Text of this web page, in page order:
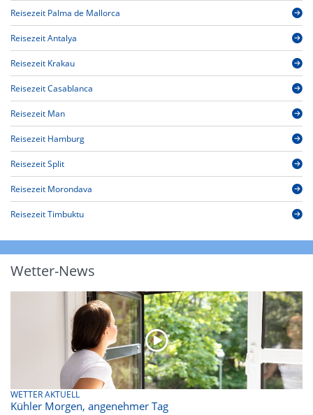
Reisezeit Palma de Mallorca
Reisezeit Antalya
Reisezeit Krakau
Reisezeit Casablanca
Reisezeit Man
Reisezeit Hamburg
Reisezeit Split
Reisezeit Morondava
Reisezeit Timbuktu
Wetter-News
WETTER AKTUELL
Kühler Morgen, angenehmer Tag